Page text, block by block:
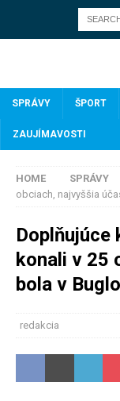
SPRÁVY ŠPORT
ZAUJÍMAVOSTI
HOME SPRÁVY
obciach, najvyššia
Doplňujúce
konali v 25
bola v
redakcia